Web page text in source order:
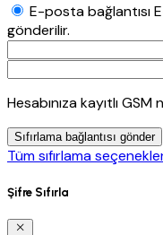
E-posta bağlantısı
gönderilir.
Hesabınıza kayıtlı
Sıfırlama bağlantısı gönder
Tüm sıfırlama
Şifre Sıfırla